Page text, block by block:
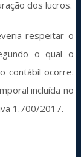
dos lucros.
respeitar o
o qual o
contábil ocorre.
incluída no
1.700/2017.